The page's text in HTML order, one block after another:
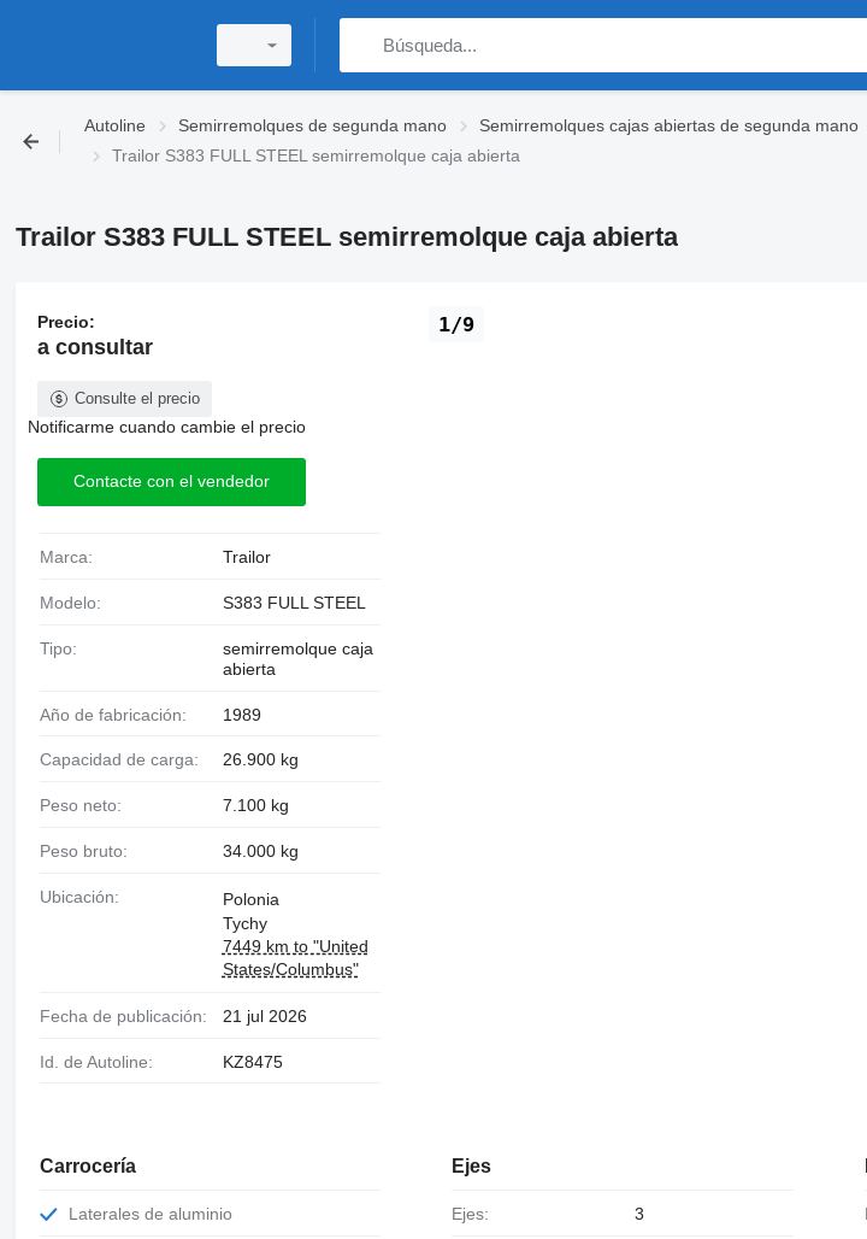
Autoline Semirremolques de segunda mano Semirremolques cajas abiertas de segunda mano
Trailor S383 FULL STEEL semirremolque caja abierta
Trailor S383 FULL STEEL semirremolque caja abierta
1/9
Precio:
a consultar
Consulte el precio
Notificarme cuando cambie el precio
Contacte con el vendedor
Marca: Trailor
Modelo: S383 FULL STEEL
Tipo:
semirremolque caja
abierta
Año de fabricación: 1989
Capacidad de carga: 26.900 kg
Peso neto: 7.100 kg
Peso bruto: 34.000 kg
Ubicación:
Polonia
Tychy
7449 km to "United
States/Columbus"
Fecha de publicación: 21 jul 2026
Id. de Autoline: KZ8475
Carrocería
Laterales de aluminio
Ejes
Ejes: 3